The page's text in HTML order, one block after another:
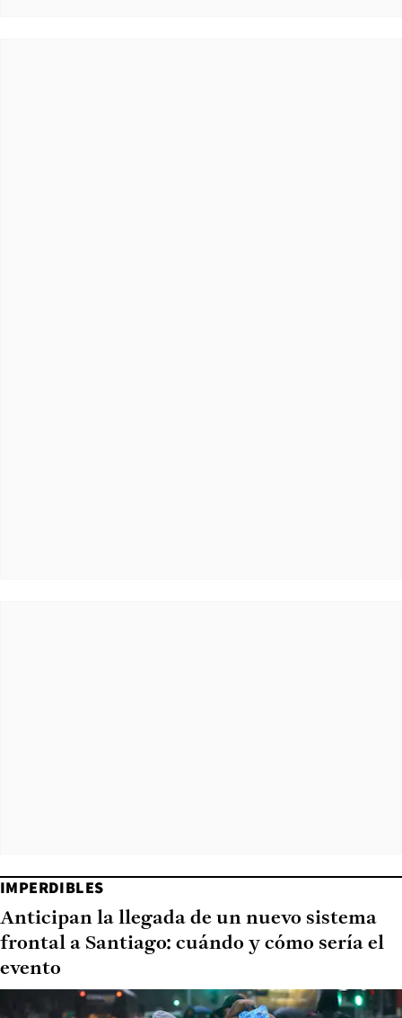
IMPERDIBLES
Anticipan la llegada de un nuevo sistema
frontal a Santiago: cuándo y cómo sería el
evento